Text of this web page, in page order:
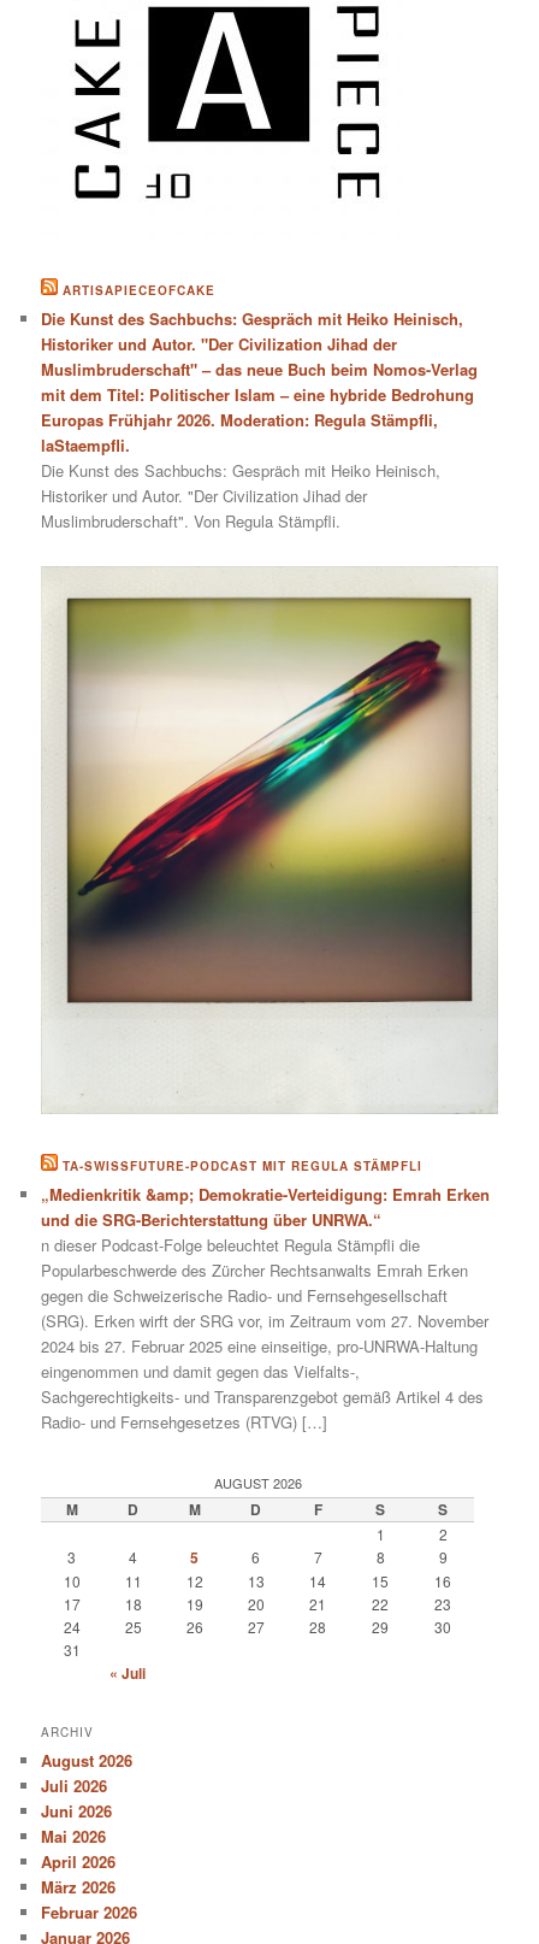
ARTISAPIECEOFCAKE
Die Kunst des Sachbuchs: Gespräch mit Heiko Heinisch,
Historiker und Autor. "Der Civilization Jihad der
Muslimbruderschaft" – das neue Buch beim Nomos-Verlag
mit dem Titel: Politischer Islam – eine hybride Bedrohung
Europas Frühjahr 2026. Moderation: Regula Stämpfli,
laStaempfli.
Die Kunst des Sachbuchs: Gespräch mit Heiko Heinisch,
Historiker und Autor. "Der Civilization Jihad der
Muslimbruderschaft". Von Regula Stämpfli.
TA-SWISSFUTURE-PODCAST MIT REGULA STÄMPFLI
„Medienkritik &amp; Demokratie-Verteidigung: Emrah Erken
und die SRG-Berichterstattung über UNRWA.“
n dieser Podcast-Folge beleuchtet Regula Stämpfli die
Popularbeschwerde des Zürcher Rechtsanwalts Emrah Erken
gegen die Schweizerische Radio- und Fernsehgesellschaft
(SRG). Erken wirft der SRG vor, im Zeitraum vom 27. November
2024 bis 27. Februar 2025 eine einseitige, pro-UNRWA-Haltung
eingenommen und damit gegen das Vielfalts-,
Sachgerechtigkeits- und Transparenzgebot gemäß Artikel 4 des
Radio- und Fernsehgesetzes (RTVG) […]
AUGUST 2026
M D M D F S S
1
2
3
4 5 6 7 8
9
10
11 12 13 14 15
16
17
18 19 20 21 22
23
24
25 26 27 28 29
30
31
« Juli
ARCHIV
August 2026
Juli 2026
Juni 2026
Mai 2026
April 2026
März 2026
Februar 2026
Januar 2026